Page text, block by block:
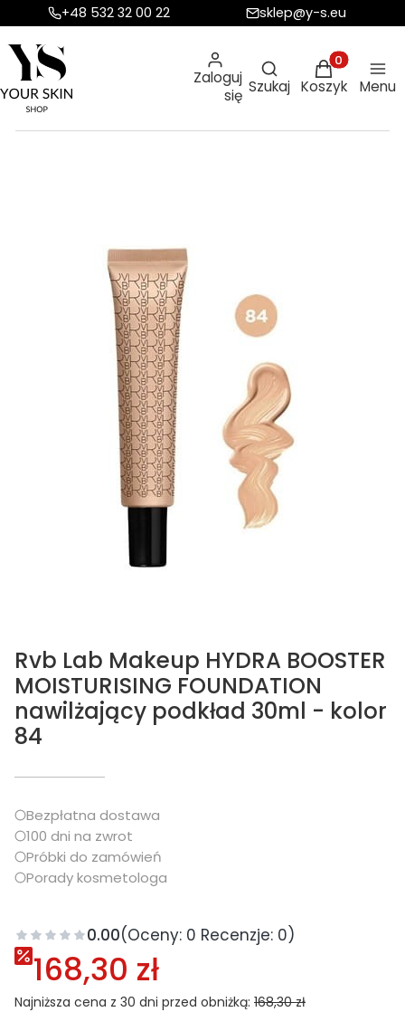
+48 532 32 00 22 sklep@y-s.eu
Zaloguj
się
Otwórz
Szukaj
Produkty w
Koszyk Menu
Rvb Lab Makeup HYDRA BOOSTER
MOISTURISING FOUNDATION
nawilżający podkład 30ml - kolor
84
Bezpłatna dostawa
100 dni na zwrot
Próbki do zamówień
Porady kosmetologa
0.00(Oceny: 0 Recenzje: 0)
168,30 zł
Najniższa cena z 30 dni przed obniżką: 168,30 zł